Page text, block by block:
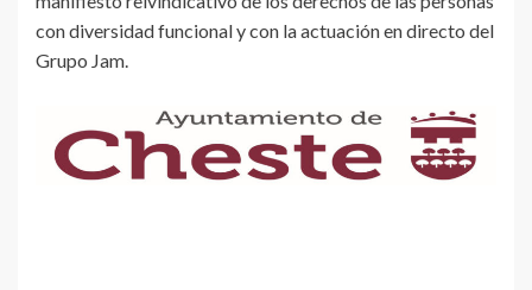
con diversidad funcional y con la actuación en directo del
Grupo Jam.